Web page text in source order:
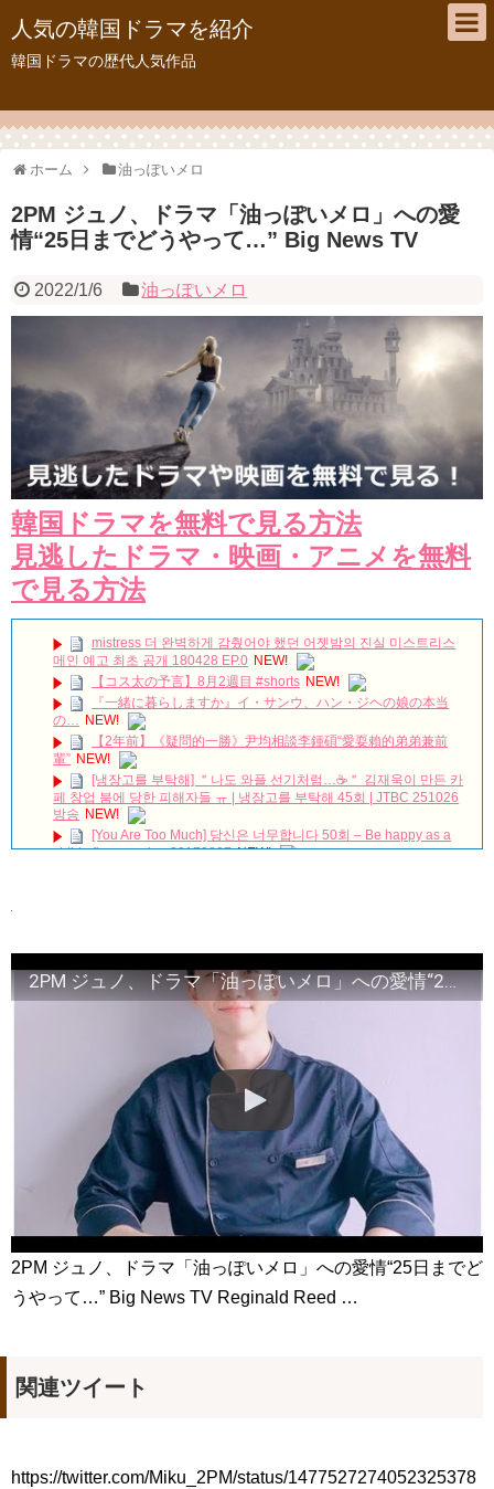
人気の韓国ドラマを紹介
韓国ドラマの歴代人気作品
ホーム 油っぽいメロ
2PM ジュノ、ドラマ「油っぽいメロ」への愛
情“25日までどうやって…” Big News TV
2022/1/6 油っぽいメロ
韓国ドラマを無料で見る方法
見逃したドラマ・映画・アニメを無料
で見る方法
mistress 더 완벽하게 감췄어야 했던 어젯밤의 진실 미스트리스
메인 예고 최초 공개 180428 EP.0 NEW!
【コス太の予言】8月2週目 #shorts NEW!
『一緒に暮らしますか』イ・サンウ、ハン・ジヘの娘の本当
の…
NEW!
【2年前】《疑問的一勝》尹均相談李鍾碩“愛耍賴的弟弟兼前
輩” NEW!
[냉장고를 부탁해] ＂나도 와플 선기처럼…☕＂ 김재욱이 만든 카
페 창업 붐에 당한 피해자들 ㅠ | 냉장고를 부탁해 45회 | JTBC 251026
방송 NEW!
[You Are Too Much] 당신은 너무합니다 50회 – Be happy as a
child after camping 20170827 NEW!
放送終了「一緒に暮らしますか」チャン・ミヒ＆ユ・ドング
ン、迎えた結末は？ Big News TV NEW!
「ペントハウス２」メイキング公開第４弾！
NEW!
人の陽の気を吸い取る恐ろしい鬼魅 #ネットフリックス #トン
グン－呪いの宮－#ナム・ジュヒョク #ノ・ユンソ #チョ・スンウ #コ
言葉に気をつけて。韓国語では？#黄金色の私の人生 #シンヘソ
ン #その冬風が吹く#황금빛내인생 #신혜선 #그겨울바람이분다
#MyGoldenLife #ShinHyeSun
NEW!
「違う（ちがう）・異なる」を韓国語では？「다르다（タル
ダ）」の意味・使い方について
について
「退屈だ・暇だ」を韓国語では？「심심하다（シムシマダ）」
の意味・使い方について
■韓国ドラマ『キング～Two Hearts』予告動画（日本語字幕）
について
yoon kyun sang
HSF(126)-윤균상 서울숲 벤치 (YUN Kyunsang)(4)September::
Healing in Seoul Forest (서울숲)
언니&#39; (ft. 도여니의 학창시절) | 편 먹고 갈래요? 밥블레스유 2
bobblessyou2 EP.18
九尾狐外伝 第２話 キム・ジウ チョ・ヒョンジェ
2PM ジュノ、ドラマ「油っぽいメロ」への愛情“25日までどうやって…” Big News TV
2PM ジュノ、ドラマ「油っぽいメロ」への愛情“25日までど
うやって…” Big News TV Reginald Reed …
関連ツイート
https://twitter.com/Miku_2PM/status/1477527274052325378